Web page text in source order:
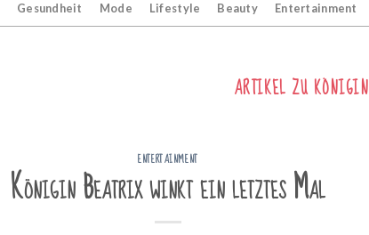
Gesundheit Mode Lifestyle Beauty Entertainment
ARTIKEL ZU KÖNIGIN
ENTERTAINMENT
Königin Beatrix winkt ein letztes Mal